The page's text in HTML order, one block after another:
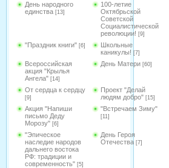
День народного
единства [13]
100-летие
Октябрьской
Советской
Социалистической
революции! [9]
"Праздник книги" [6]
Школьные
каникулы! [7]
Всероссийская
акция "Крылья
Ангела" [14]
День Матери [60]
От сердца к сердцу
[9]
Проект "Делай
людям добро" [15]
Акция "Напиши
письмо Деду
Морозу" [6]
"Встречаем Зиму"
[11]
"Эпическое
наследие народов
дальнего востока
РФ: традиции и
современность" [5]
День Героя
Отечества [7]